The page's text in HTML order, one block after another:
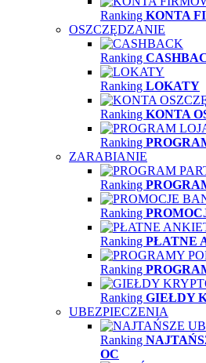
Ranking KONTA
OSZCZĘDZANIE
Ranking
Ranking LOKATY
Ranking KONTA
Ranking
ZARABIANIE
Ranking
Ranking
Ranking PŁATNE
Ranking
Ranking GIEŁDY
UBEZPIECZENIA
Ranking
OC